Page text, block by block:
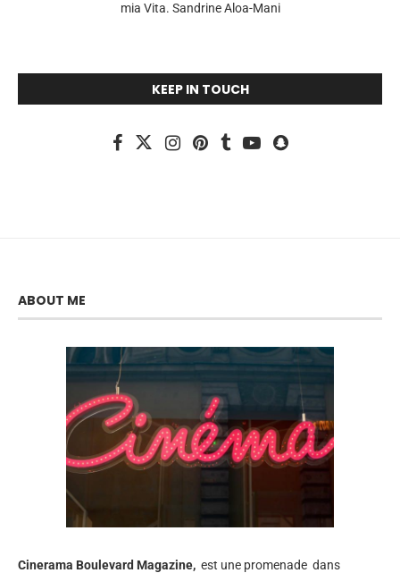
mia Vita. Sandrine Aloa-Mani
KEEP IN TOUCH
ABOUT ME
Cinerama Boulevard Magazine, est une promenade dans